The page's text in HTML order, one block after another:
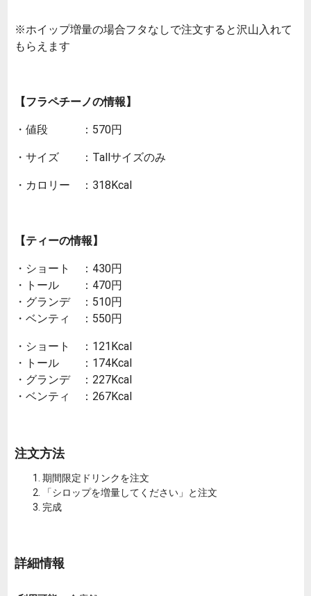
※ホイップ増量の場合フタなしで注文すると沢山入れて
もらえます
【フラペチーノの情報】
・値段 ：570円
・サイズ ：Tallサイズのみ
・カロリー ：318Kcal
【ティーの情報】
・ショート ：430円
・トール ：470円
・グランデ ：510円
・ベンティ ：550円
・ショート ：121Kcal
・トール ：174Kcal
・グランデ ：227Kcal
・ベンティ ：267Kcal
注文方法
期間限定ドリンクを注文
「シロップを増量してください」と注文
完成
詳細情報